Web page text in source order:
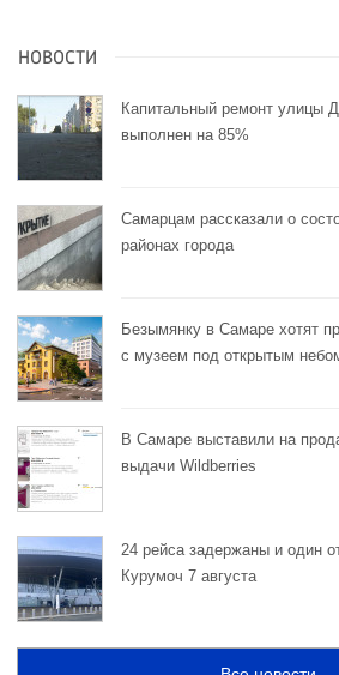
НОВОСТИ
Капитальный ремонт улицы
выполнен на 85%
Самарцам рассказали о
районах города
Безымянку в Самаре хотят
с музеем под открытым
В Самаре выставили на
выдачи Wildberries
24 рейса задержаны и один
Курумоч 7 августа